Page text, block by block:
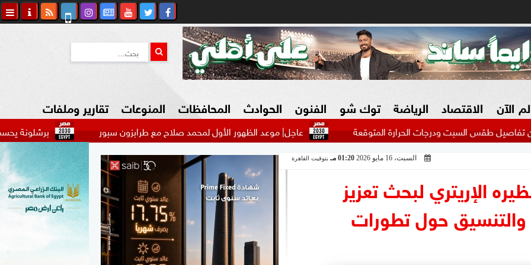
الآن الاقتصاد
الزراعة فى مصر
سوق العقارات
الرياضة
بطولات عربية
بطولات أوروبية
توك شو الفنون الحوادث
شكاوي المواطن
المحافظات المنوعات
السياحة في مصر
التكنولوجيا
المرأة والأسرة
السيارات
تقارير وملفات
برشلونة يحسم بديل ودية عاجل| موعد الظهور الأول لمحمد صلاح مع طرابزون سبور السبت ودرجات الحرارة المتوقعة
السبت، 16 مايو 2026 01:20 مـ بتوقيت القاهرة
الإريتري لبحث تعزيز
والتنسيق حول تطورات